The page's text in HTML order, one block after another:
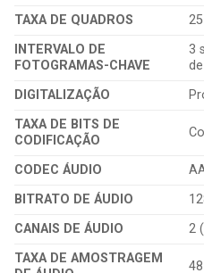
TAXA DE QUADROS
INTERVALO DE
FOTOGRAMAS-CHAVE
3
DIGITALIZAÇÃO
TAXA DE BITS DE
CODIFICAÇÃO
CODEC ÁUDIO
BITRATO DE ÁUDIO
CANAIS DE ÁUDIO
2
TAXA DE AMOSTRAGEM